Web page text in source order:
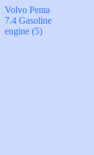
Volvo Penta
7.4 Gasoline
engine(5)